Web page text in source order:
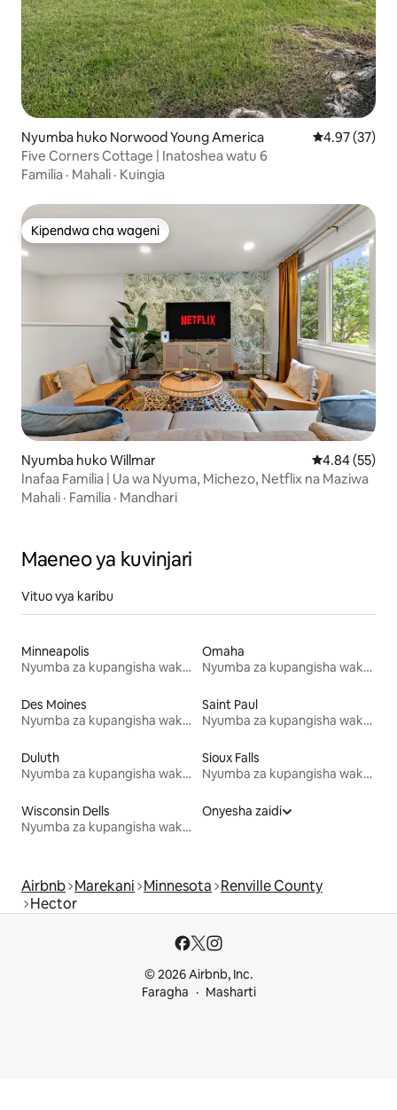
Nyumba huko Norwood Young America Ukadiriaji wa
4.97 (37)
Five Corners Cottage | Inatoshea watu 6
Familia · Mahali · Kuingia
Kipendwa cha wageni
Kipendwa cha wageni
Nyumba huko Willmar Ukadiriaji wa
4.84 (55)
Inafaa Familia | Ua wa Nyuma, Michezo, Netflix na Maziwa
Mahali · Familia · Mandhari
Maeneo ya kuvinjari
Vituo vya karibu
Minneapolis
Nyumba za kupangisha wakati wa likizo
Omaha
Nyumba za kupangisha wakati wa likizo
Des Moines
Nyumba za kupangisha wakati wa likizo
Saint Paul
Nyumba za kupangisha wakati wa likizo
Duluth
Nyumba za kupangisha wakati wa likizo
Sioux Falls
Nyumba za kupangisha wakati wa likizo
Wisconsin Dells
Nyumba za kupangisha wakati wa likizo
Onyesha zaidi
Airbnb Marekani Minnesota Renville County
Hector
© 2026 Airbnb, Inc.
Faragha
Masharti